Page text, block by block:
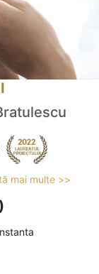
mai multe >>